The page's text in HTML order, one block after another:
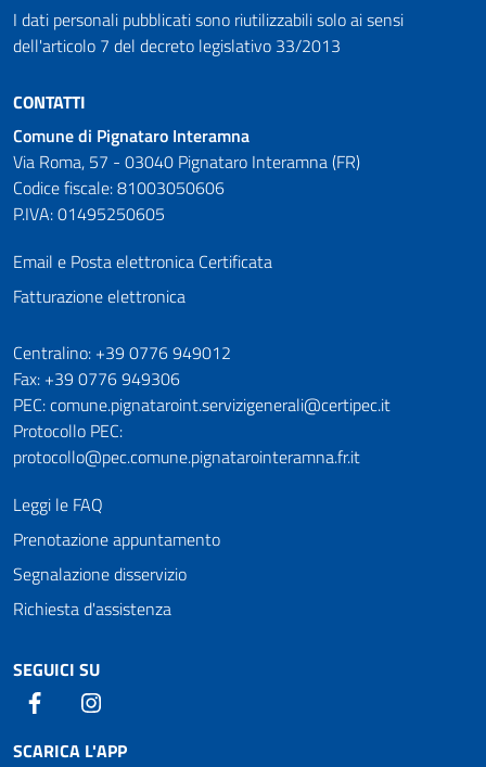
I dati personali pubblicati sono riutilizzabili solo ai sensi
dell'articolo 7 del decreto legislativo 33/2013
CONTATTI
Comune di Pignataro Interamna
Via Roma, 57 - 03040 Pignataro Interamna (FR)
Codice fiscale: 81003050606
P.IVA: 01495250605
Email e Posta elettronica Certificata
Fatturazione elettronica
Numeri utili
Centralino: +39 0776 949012
Fax: +39 0776 949306
PEC: comune.pignataroint.servizigenerali@certipec.it
Protocollo PEC:
protocollo@pec.comune.pignatarointeramna.fr.it
Leggi le FAQ
Prenotazione appuntamento
Segnalazione disservizio
Richiesta d'assistenza
SEGUICI SU
Facebook
SCARICA L'APP